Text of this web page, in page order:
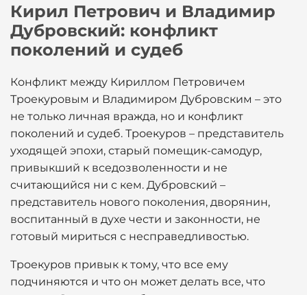
Кирил Петрович и Владимир
Дубровский: конфликт
поколений и судеб
Конфликт между Кириллом Петровичем
Троекуровым и Владимиром Дубровским – это
не только личная вражда, но и конфликт
поколений и судеб. Троекуров – представитель
уходящей эпохи, старый помещик-самодур,
привыкший к вседозволенности и не
считающийся ни с кем. Дубровский –
представитель нового поколения, дворянин,
воспитанный в духе чести и законности, не
готовый мириться с несправедливостью.
Троекуров привык к тому, что все ему
подчиняются и что он может делать все, что